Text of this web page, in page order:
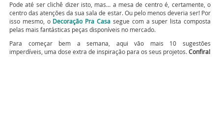
Pode até ser clichê dizer isto, mas… a mesa de centro é, certamente, o
centro das atenções da sua sala de estar. Ou pelo menos deveria ser! Por
isso mesmo, o Decoração Pra Casa segue com a super lista composta
pelas mais fantásticas peças disponíveis no mercado.
Para começar bem a semana, aqui vão mais 10 sugestões
imperdíveis, uma dose extra de inspiração para os seus projetos.Confira!